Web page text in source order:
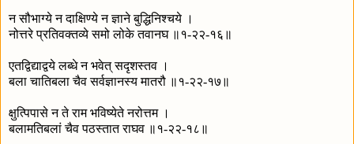
न सौभाग्ये न दाक्षिण्ये न ज्ञाने बुद्धिनिश्चये ।
नोत्तरे प्रतिवक्तव्ये समो लोके तवानघ ॥१-२२-१६॥
एतद्विद्याद्वये लब्धे न भवेत् सदृशस्तव ।
बला चातिबला चैव सर्वज्ञानस्य मातरौ ॥१-२२-१७॥
क्षुत्पिपासे न ते राम भविष्येते नरोत्तम ।
बलामतिबलां चैव पठस्तात राघव ॥१-२२-१८॥